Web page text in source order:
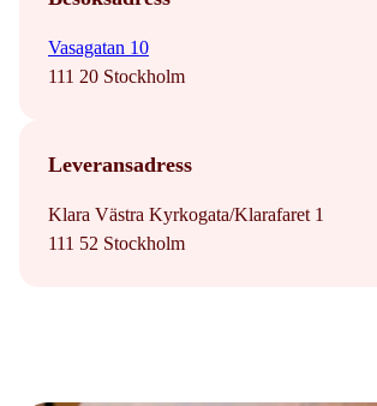
Vasagatan 10
111 20 Stockholm
Leveransadress
Klara Västra Kyrkogata/Klarafaret 1
111 52 Stockholm